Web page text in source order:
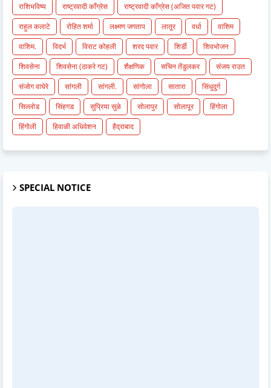
राशिभविष्य
राष्ट्रवादी काँग्रेस
राष्ट्रवादी काँग्रेस (अजित पवार गट)
राहुल कलाटे
रोहित शर्मा लक्ष्मण जगताप लातूर वर्धा
वाशिम
वाशिम.
विदर्भ विराट कोहली शरद पवार शिर्डी
शिवभोजन
शिवसेना
शिवसेना (ठाकरे गट) शैक्षणिक सचिन तेंडुलकर
संजय राउत
संजोग वाघेरे
सांगली सांगली. सांगोला सातारा
सिंधुदुर्ग
सिल्लोड
सिंहगड सुप्रिया सुळे सोलापुर सोलापूर
हिंगोला
हिंगोली
हिवाळी अधिवेशन हैद्राबाद
SPECIAL NOTICE